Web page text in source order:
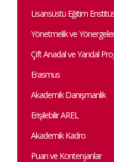
Lisansüstü Eğitim
Yönetmelik ve Yönergeler
Çift Anadal ve Yandal
Erasmus
Akademik Danışmanlık
Erişilebilir AREL
Akademik Kadro
Puan ve Kontenjanlar